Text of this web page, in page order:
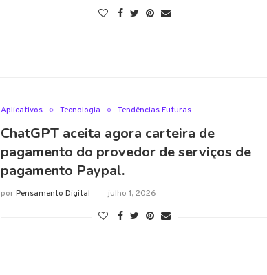
Aplicativos Tecnologia Tendências Futuras
ChatGPT aceita agora carteira de
pagamento do provedor de serviços de
pagamento Paypal.
porPensamento Digital julho 1, 2026